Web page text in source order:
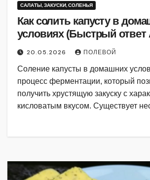
САЛАТЫ, ЗАКУСКИ, СОЛЕНЬЯ
Как солить капусту в
условиях (Быстрый
20.05.2026 ПОЛЕВОЙ
Соление капусты в домашних
процесс ферментации, который
получить хрустящую закуску с
кисловатым вкусом. Существует